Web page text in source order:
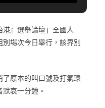
港』選舉論壇」全國人
場次今日舉行，該界別
原本的叫口號及打氣環
哀一分鐘。